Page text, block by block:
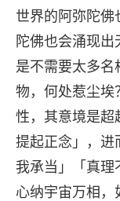
世界的阿弥陀佛
陀佛也会涌现
是不需要太多
物，何处惹尘埃
性，其意境是超
提起正念」，进
我承当」「真理
心纳宇宙万相，